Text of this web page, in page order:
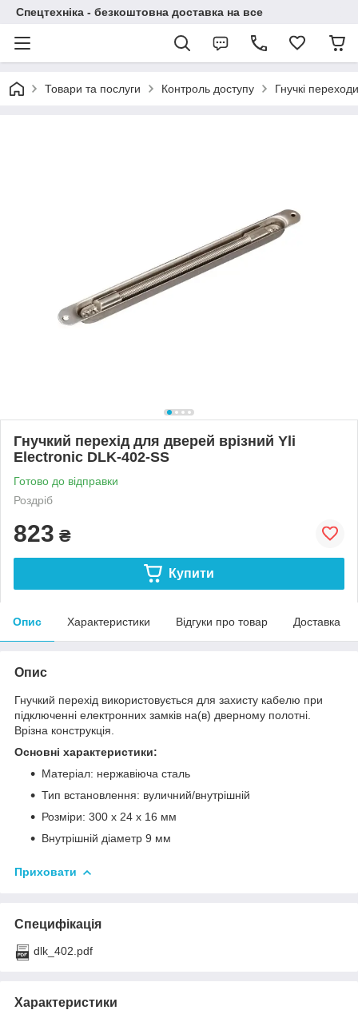
Спецтехніка - безкоштовна доставка на все
Товари та послуги Контроль доступу Гнучкі
Гнучкий перехід для дверей врізний Yli
Electronic DLK-402-SS
Готово до відправки
Роздріб
823 ₴
Купити
Опис Характеристики Відгуки про товар Доставка
Опис
Гнучкий перехід використовується для захисту кабелю при
підключенні електронних замків на(в) дверному полотні.
Врізна конструкція.
Основні характеристики:
Матеріал: нержавіюча сталь
Тип встановлення: вуличний/внутрішній
Розміри: 300 x 24 x 16 мм
Внутрішній діаметр 9 мм
Приховати
Специфікація
dlk_402.pdf
Характеристики